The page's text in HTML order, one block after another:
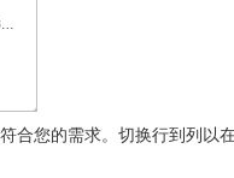
您的需求。切换行到列以